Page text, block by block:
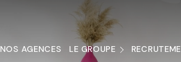
NOS AGENCES LE GROUPE
Nous Contacter